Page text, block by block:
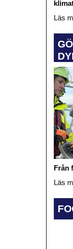
Läs
Från
Läs